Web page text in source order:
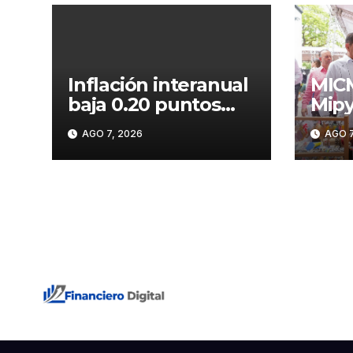
Inflación interanual
baja 0.20 puntos
porcentuales y se
sitúa en 5.47 %
AGO 7, 2026 AGO